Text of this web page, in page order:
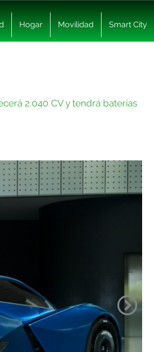
Hogar Movilidad Smart City
2.040 CV y tendrá baterías